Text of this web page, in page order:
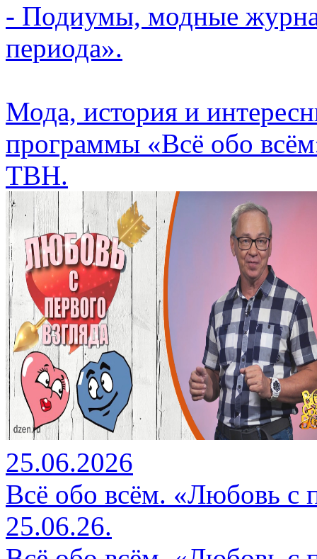
- Подиумы, модные
периода».
Мода, история и
программы «Всё обо
ТВН.
25.06.2026
Всё обо всём. «Любовь с
25.06.26.